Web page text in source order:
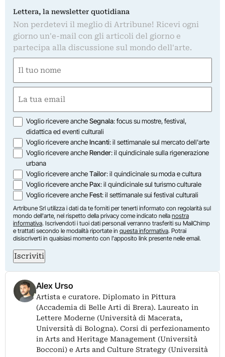
Lettera, la newsletter quotidiana
Non perdetevi il meglio di Artribune! Ricevi ogni
giorno un'e-mail con gli articoli del giorno e
partecipa alla discussione sul mondo dell'arte.
(Required)
First
(Required)
Opzioni
Voglio ricevere ancheSegnala: focus su mostre, festival,
didattica ed eventi culturali
Voglio ricevere ancheIncanti: il settimanale sul mercato dell'arte
Voglio ricevere ancheRender: il quindicinale sulla rigenerazione
urbana
Voglio ricevere ancheTailor: il quindicinale su moda e cultura
Voglio ricevere anchePax: il quindicinale sul turismo culturale
Voglio ricevere ancheFest: il settimanale sui festival culturali
Artribune Srl utilizza i dati da te forniti per tenerti informato con regolarità sul
mondo dell'arte, nel rispetto della privacy come indicato nella nostra
informativa. Iscrivendoti i tuoi dati personali verranno trasferiti su MailChimp
e trattati secondo le modalità riportate in questa informativa. Potrai
disiscriverti in qualsiasi momento con l'apposito link presente nelle email.
Iscriviti
Alex Urso
Artista e curatore. Diplomato in Pittura
(Accademia di Belle Arti di Brera). Laureato in
Lettere Moderne (Università di Macerata,
Università di Bologna). Corsi di perfezionamento
in Arts and Heritage Management (Università
Bocconi) e Arts and Culture Strategy (Università